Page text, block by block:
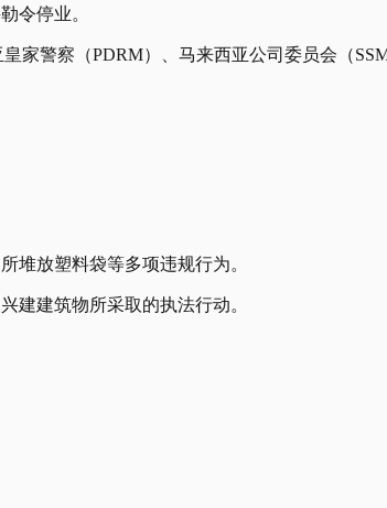
令停业。
家警察（PDRM）、马来西亚公司委员会（
堆放塑料袋等多项违规行为。
建建筑物所采取的执法行动。